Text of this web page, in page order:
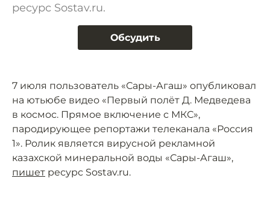
ресурс Sostav.ru.
Обсудить
7 июля пользователь «Сары-Агаш» опубликовал
на ютьюбе видео «Первый полёт Д. Медведева
в космос. Прямое включение с МКС»,
пародирующее репортажи телеканала «Россия
1». Ролик является вирусной рекламной
казахской минеральной воды «Сары-Агаш»,
пишет ресурс Sostav.ru.